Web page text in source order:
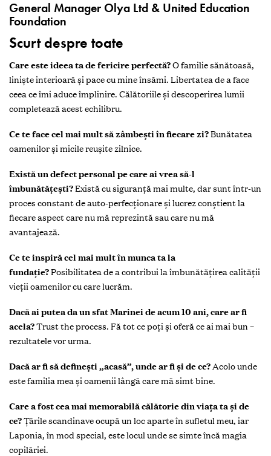
General Manager Olya Ltd & United Education
Foundation
Scurt despre toate
Care este ideea ta de fericire perfectă?O familie sănătoasă,
liniște interioară și pace cu mine însămi. Libertatea de a face
ceea ce îmi aduce împlinire. Călătoriile și descoperirea lumii
completează acest echilibru.
Ce te face cel mai mult să zâmbești în fiecare zi?Bunătatea
oamenilor și micile reușite zilnice.
Există un defect personal pe care ai vrea să-l
îmbunătățești?Există cu siguranță mai multe, dar sunt într-un
proces constant de auto-perfecționare și lucrez conștient la
fiecare aspect care nu mă reprezintă sau care nu mă
avantajează.
Ce te inspiră cel mai mult în munca ta la
fundație?Posibilitatea de a contribui la îmbunătățirea calității
vieții oamenilor cu care lucrăm.
Dacă ai putea da un sfat Marinei de acum 10 ani, care ar fi
acela?Trust the process. Fă tot ce poți și oferă ce ai mai bun –
rezultatele vor urma.
Dacă ar fi să definești „acasă”, unde ar fi și de ce?Acolo unde
este familia mea și oamenii lângă care mă simt bine.
Care a fost cea mai memorabilă călătorie din viața ta și de
ce?Țările scandinave ocupă un loc aparte în sufletul meu, iar
Laponia, în mod special, este locul unde se simte încă magia
copilăriei.